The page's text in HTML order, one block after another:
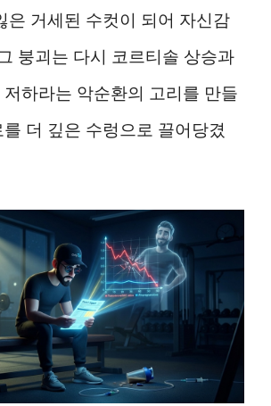
은 거세된 수컷이 되어 자신감
붕괴는 다시 코르티솔 상승과
하라는 악순환의 고리를 만들
더 깊은 수렁으로 끌어당겼